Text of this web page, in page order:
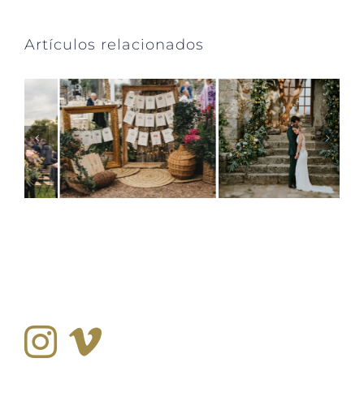
Artículos relacionados
¿Cuáles son las
fechas más
económicas
para casarse?
Cómo
organizar las
mesas para tu
boda